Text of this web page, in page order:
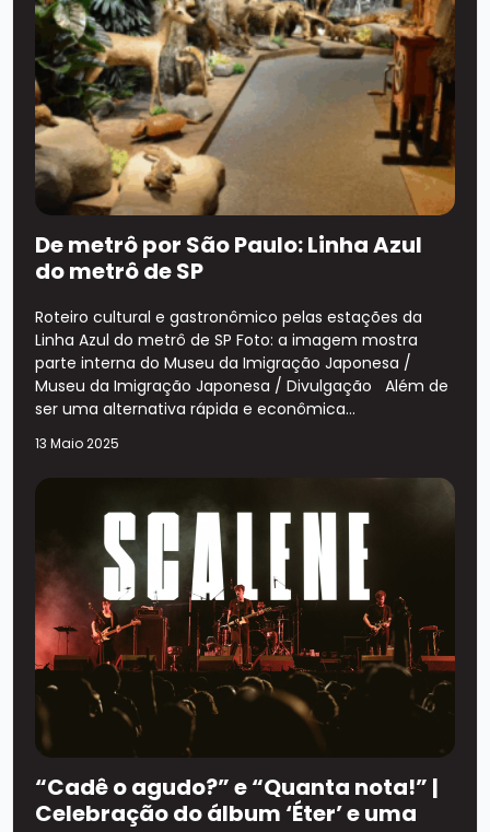
De metrô por São Paulo: Linha Azul
do metrô de SP
Roteiro cultural e gastronômico pelas estações da
Linha Azul do metrô de SP Foto: a imagem mostra
parte interna do Museu da Imigração Japonesa /
Museu da Imigração Japonesa / Divulgação Além de
ser uma alternativa rápida e econômica...
13 Maio 2025
“Cadê o agudo?” e “Quanta nota!” |
Celebração do álbum ‘Éter’ e uma